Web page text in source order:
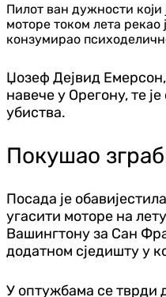
Пилот ван дужности
моторе током лета рекао
конзумирао
Џозеф Дејвид
навече у Орегону, те
убиства.
Покушао
Посада је
угасити моторе на
Вашингтону за Сан
додатном сједишту у
У оптужбама се тврди